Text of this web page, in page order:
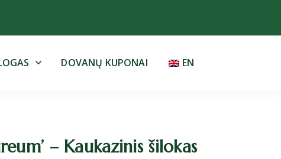
DOVANŲ KUPONAI EN
– Kaukazinis šilokas